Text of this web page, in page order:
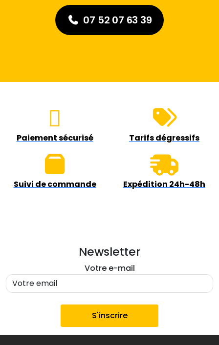
07 52 07 63 39
Paiement sécurisé Tarifs dégressifs
Suivi de commande Expédition 24h-48h
Newsletter
Votre e-mail